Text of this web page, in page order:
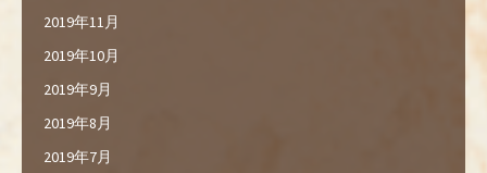
2019年11月
2019年10月
2019年9月
2019年8月
2019年7月